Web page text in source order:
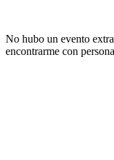
No hubo un evento
encontrarme con